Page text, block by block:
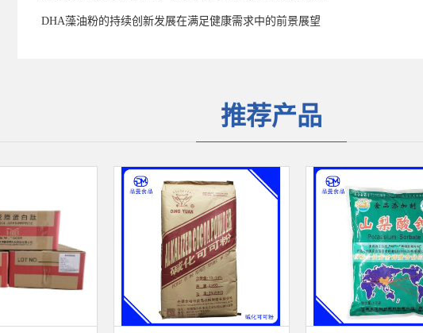
DHA藻油粉的持续创新发展在满足健康需求中的前景展望
推荐产品